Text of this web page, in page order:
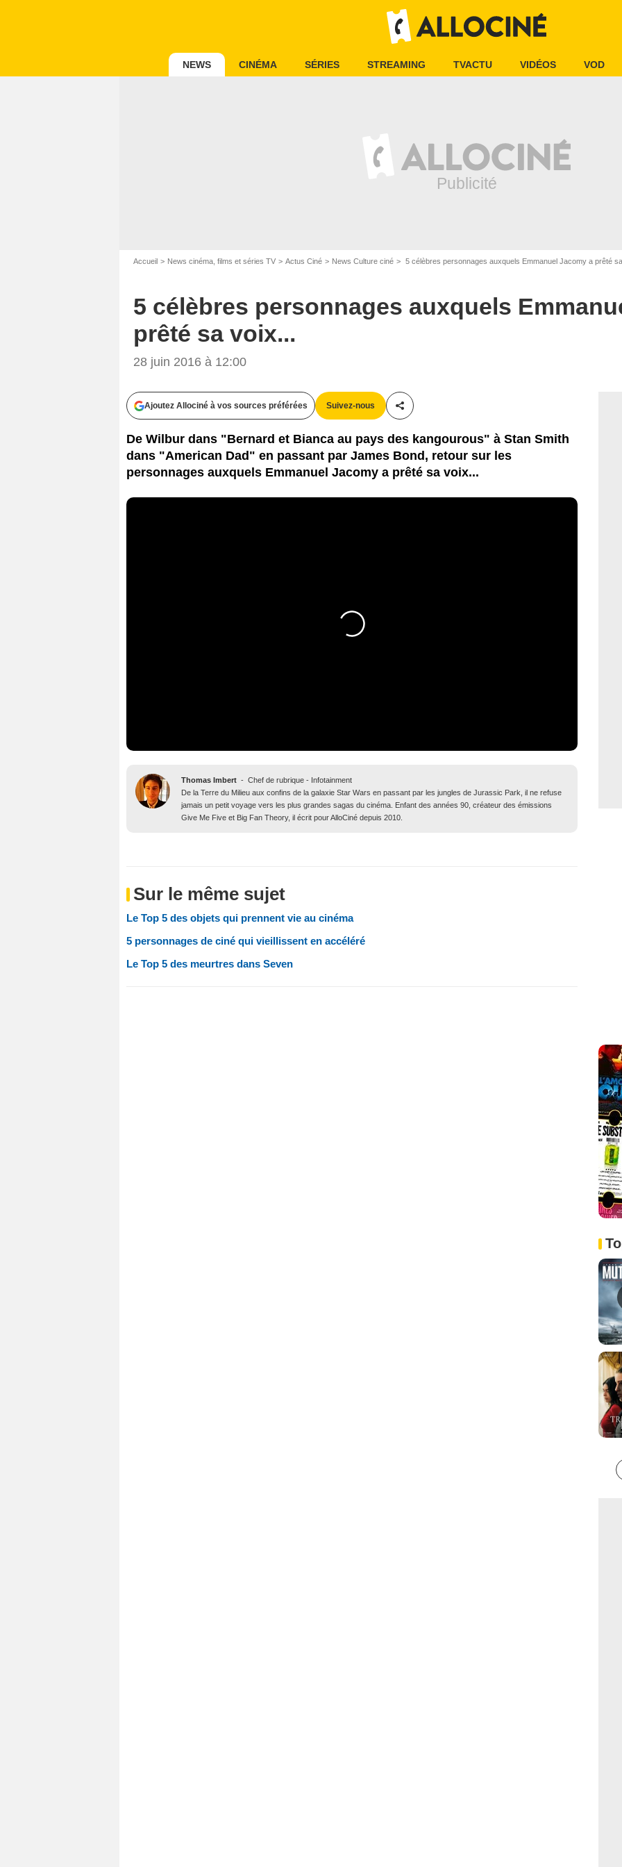
NEWS CINÉMA SÉRIES STREAMING TVACTU VIDÉOS VOD
Accueil News cinéma, films et séries TV Actus Ciné News Culture ciné 5 célèbres personnages auxquels Emmanuel Jacomy a prêté sa
5 célèbres personnages auxquels
prêté sa voix...
28 juin 2016 à 12:00
Ajoutez Allociné à vos sources préférées Suivez-nous
Partager cet article
De Wilbur dans "Bernard et Bianca au pays des kangourous" à Stan Smith
dans "American Dad" en passant par James Bond, retour sur les
personnages auxquels Emmanuel Jacomy a prêté sa voix...
Thomas Imbert - Chef de rubrique - Infotainment
De la Terre du Milieu aux confins de la galaxie Star Wars en passant par les jungles de Jurassic Park, il ne refuse
jamais un petit voyage vers les plus grandes sagas du cinéma. Enfant des années 90, créateur des émissions
Give Me Five et Big Fan Theory, il écrit pour AlloCiné depuis 2010.
Sur le même sujet
Le Top 5 des objets qui prennent vie au cinéma
5 personnages de ciné qui vieillissent en accéléré
Le Top 5 des meurtres dans Seven